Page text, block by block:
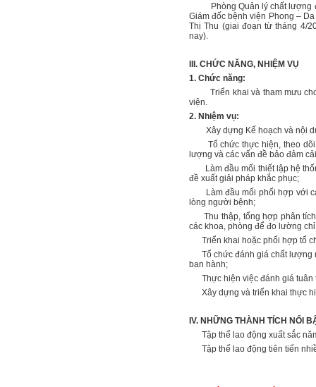
Phòng Quản lý chất lượng
Giám đốc bệnh viện Phong –
Thị Thu (giai đoạn từ tháng 4/
nay).
III. CHỨC NĂNG, NHIỆM VỤ
1. Chức năng:
Triển khai và tham mưu cho
viện.
2. Nhiệm vụ:
Xây dựng Kế hoạch và nội
Tổ chức thực hiện, theo dõi,
lượng và các vấn đề bảo đảm
Làm đầu mối thiết lập hệ
đề xuất giải pháp khắc phục;
Làm đầu mối phối hợp với
lòng người bệnh;
Thu thập, tổng hợp phân tích
các khoa, phòng để đo lường
Triển khai hoặc phối hợp tổ
Tổ chức đánh giá chất lượng
ban hành;
Thực hiện việc đánh giá tuân
Xây dựng và triển khai thực
IV. NHỮNG THÀNH TÍCH NỔI
Tập thể lao động xuất sắc
Tập thể lao động tiên tiến